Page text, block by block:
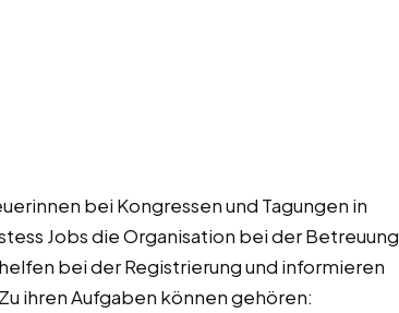
bei Kongressen und Tagungen in
Jobs die Organisation bei der Betreuung
bei der Registrierung und informieren
ihren Aufgaben können gehören: